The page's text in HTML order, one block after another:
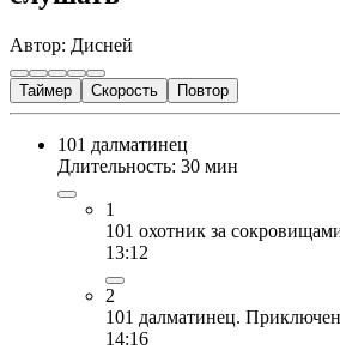
Автор: Дисней
Таймер Скорость Повтор
101 далматинец
Длительность: 30 мин
1
101 охотник за
13:12
2
101 далматинец.
14:16